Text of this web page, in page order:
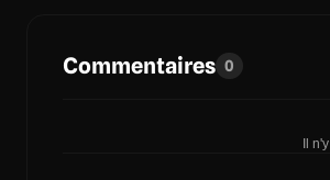
Commentaires 0
Il